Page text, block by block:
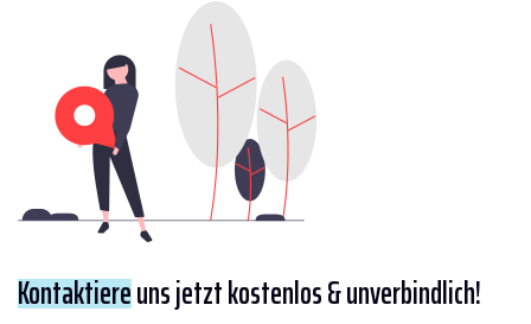
Kontaktiereuns jetzt kostenlos & unverbindlich!